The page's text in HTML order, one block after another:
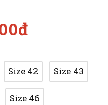
Size 42 Size 43
Size 46